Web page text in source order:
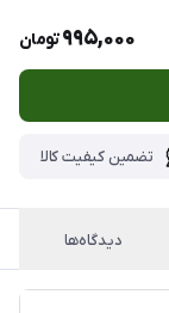
995,000تومان
تضمین کیفیت کالا
دیدگاه‌ها